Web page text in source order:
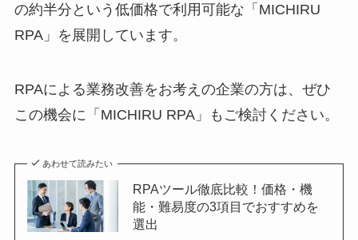
の約半分という低価格で利用可能な「MICHIRU
RPA」を展開しています。
RPAによる業務改善をお考えの企業の方は、ぜひ
この機会に「MICHIRU RPA」もご検討ください。
あわせて読みたい
RPAツール徹底比較！価格・機
能・難易度の3項目でおすすめを
選出